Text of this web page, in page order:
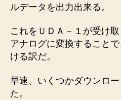
ルデータを出力出来る。
これをＵＤＡ－１が受け
アナログに変換すること
ける訳だ。
早速、いくつかダウンロ
た。